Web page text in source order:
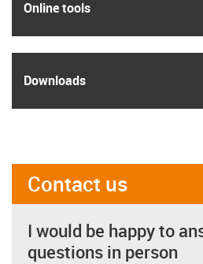
Online tools
Downloads
Contact us
I would be happy to
questions in person